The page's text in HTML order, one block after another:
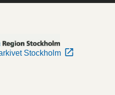
Stockholm